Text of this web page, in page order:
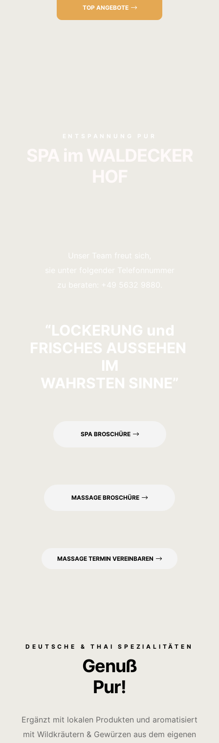
TOP ANGEBOTE
ENTSPANNUNG PUR
Unser Team freut sich,
sie unter folgender Telefonnummer
zu beraten: +49 5632 9880.
“LOCKERUNG und
FRISCHES AUSSEHEN
IM
WAHRSTEN SINNE”
SPA BROSCHÜRE
MASSAGE BROSCHÜRE
MASSAGE TERMIN VEREINBAREN
DEUTSCHE & THAI SPEZIALITÄTEN
Genuß
Pur!
Ergänzt mit lokalen Produkten und aromatisiert
mit Wildkräutern & Gewürzen aus dem eigenen